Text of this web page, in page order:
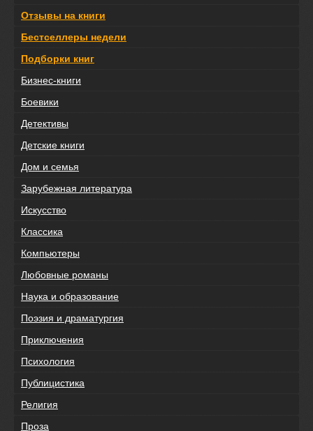
Отзывы на книги
Бестселлеры недели
Подборки книг
Бизнес-книги
Боевики
Детективы
Детские книги
Дом и семья
Зарубежная литература
Искусство
Классика
Компьютеры
Любовные романы
Наука и образование
Поэзия и драматургия
Приключения
Психология
Публицистика
Религия
Проза